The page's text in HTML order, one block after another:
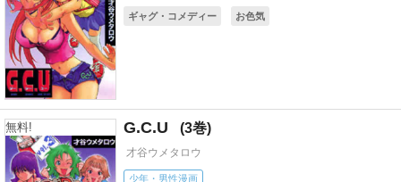
ギャグ・コメディー お色気
無料! G.C.U 3
才谷ウメタロウ
少年・男性漫画